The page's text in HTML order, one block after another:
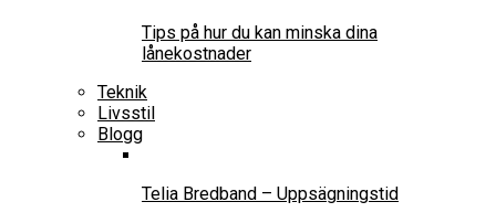
Tips på hur du kan minska dina
lånekostnader
Teknik
Livsstil
Blogg
Telia Bredband – Uppsägningstid